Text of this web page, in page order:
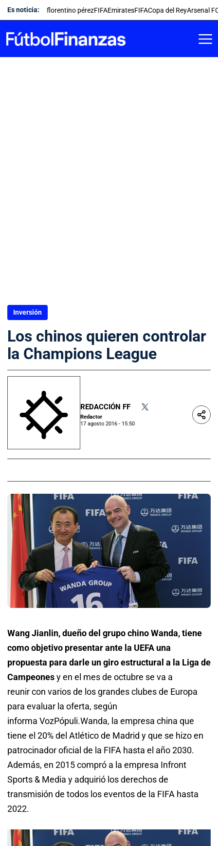
Saltar
al
contenido
Es noticia: florentino pérezFIFAEmiratesFIFACopa del ReyArsenal
Inversión
Los chinos quieren controlar
la Champions League
REDACCIÓN FF
Redactor
17 agosto 2016 - 15:50
Wang Jianlin, dueño del grupo chino Wanda, tiene
como objetivo presentar ante la UEFA una
propuesta para darle un giro estructural a la Liga de
Campeonesy en el mes de octubre se va a
reunir con varios de los grandes clubes de Europa
para evaluar la oferta, según
informa VozPópuli.Wanda, la empresa china que
tiene el 20% del Atlético de Madrid y que se hizo en
patrocinador oficial de la FIFA hasta el año 2030.
Además, en 2015 compró a la empresa Infront
Sports & Media y adquirió los derechos de
transmisión de todos los eventos de la FIFA hasta
2022.